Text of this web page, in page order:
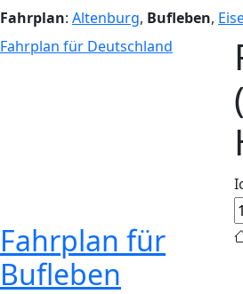
Fahrplan: Altenburg, Bufleben,
Fahrplan für Deutschland
Fahrplan für
Bufleben